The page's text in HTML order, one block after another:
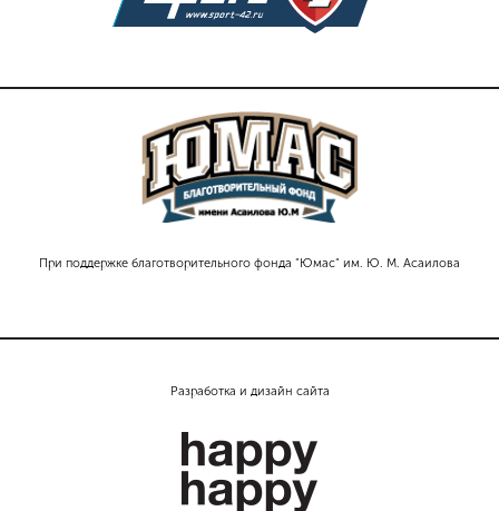
При поддержке благотворительного фонда "Юмас" им. Ю. М. Асаилова
Разработка и дизайн сайта